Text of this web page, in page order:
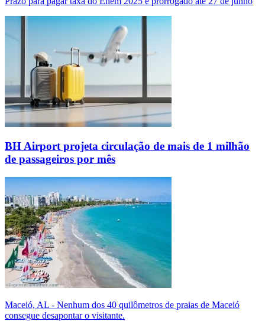
BH Airport projeta circulação de mais de 1 milhão
de passageiros por mês
Maceió, AL - Nenhum dos 40 quilômetros de praias de Maceió
consegue desapontar o visitante.